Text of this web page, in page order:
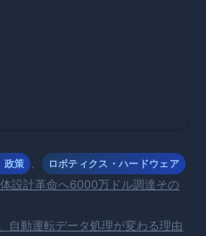
政策 、 ロボティクス・ハードウェア
設計革命へ6000万ドル調達その
自動運転データ処理が変わる理由